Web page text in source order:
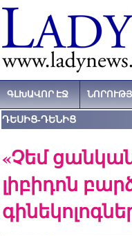
ԳԼԽԱՎՈՐ ԷՋ
ԴԵՍԻՑ-ԴԵՆԻՑ
«Չեմ
լիբիդոն